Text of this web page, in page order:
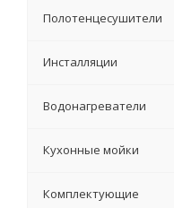
Полотенцесушители
Инсталляции
Водонагреватели
Кухонные мойки
Комплектующие